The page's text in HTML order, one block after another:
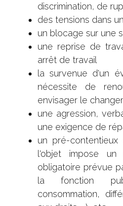
discrimination, de
des tensions dans
un blocage sur une
une reprise de
arrêt de travail
la survenue d'un
nécessite de
envisager le
une agression,
une exigence de
un pré-
l'objet impose un
obligatoire prévue
la fonction
consommation,